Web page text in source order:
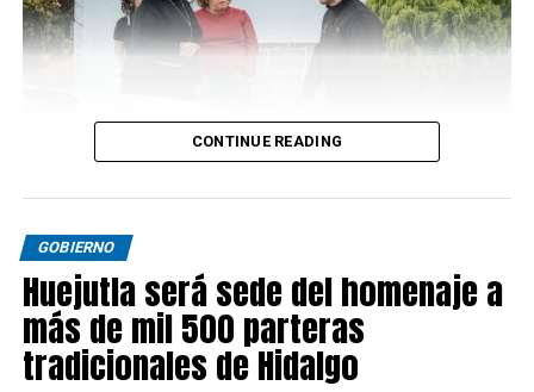
CONTINUE READING
GOBIERNO
Huejutla será sede del homenaje a
más de mil 500 parteras
tradicionales de Hidalgo